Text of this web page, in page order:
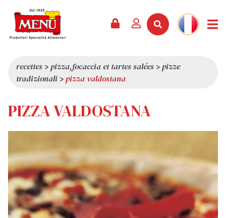
CATALOGUE
SERVICES
DERNIÈRES NOUVEAUTÉS
PRIX
REVUE DE PRESSE
QUI SOMMES-NOUS
QUALITÉ
VALEURS
CURIOSITÉS
TRAVAILLEZ AVEC NOUS
recettes >pizza,focaccia et tartes salées >pizze
tradizionali >pizza valdostana
PIZZA VALDOSTANA